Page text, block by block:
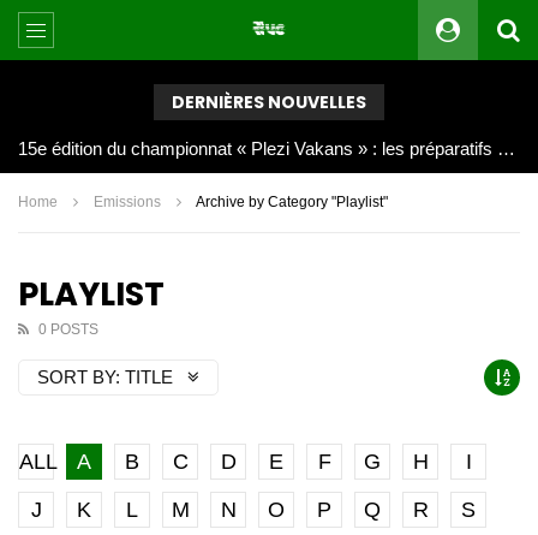
DERNIÈRES NOUVELLES
Joy Clerf Derisier, sur les traces de son père : évangéliser par la musique
Home Emissions Archive by Category "Playlist"
PLAYLIST
0 POSTS
SORT BY: TITLE
ALL A B C D E F G H
I
J
K L M N O P Q R
S